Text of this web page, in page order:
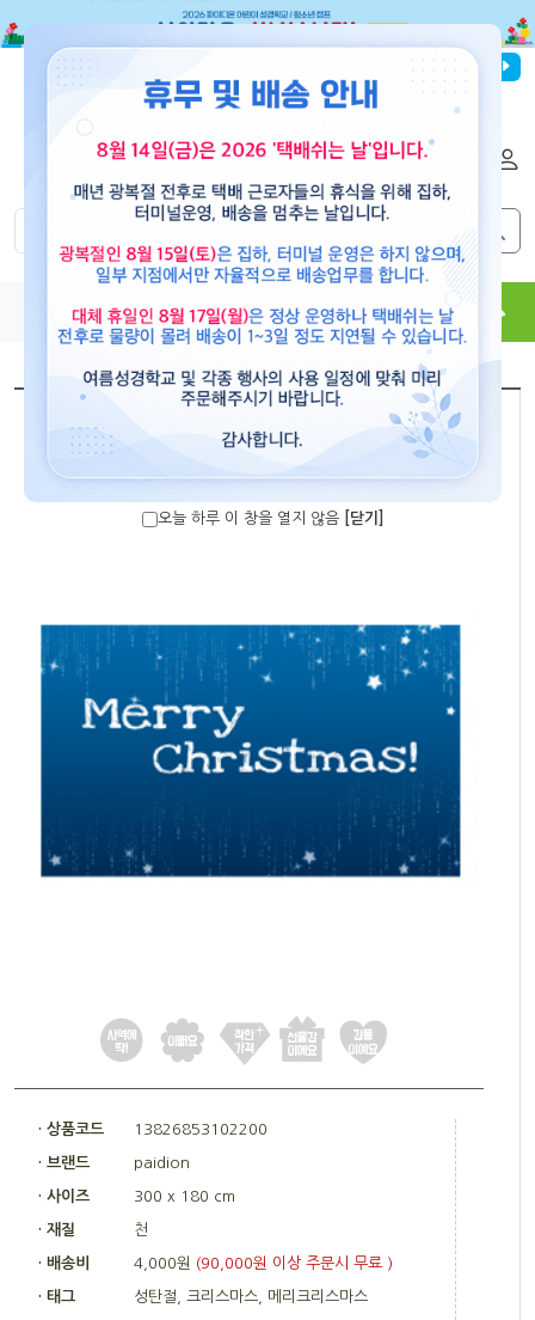
파이디온선교회
도서 뮤직 용품 현수막 콘텐츠
[paidion]
메리 크리스마스_Blue 현수막 (대)
· 상품코드 13826853102200
· 브랜드 paidion
· 사이즈 300 x 180 cm
· 재질 천
· 배송비 4,000원 (90,000원 이상 주문시 무료 )
· 태그 성탄절, 크리스마스, 메리크리스마스
오늘 하루 이 창을 열지 않음 [닫기]